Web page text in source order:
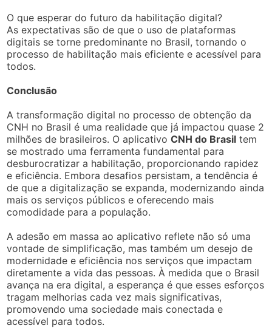
O que esperar do futuro da habilitação digital?
As expectativas são de que o uso de plataformas
digitais se torne predominante no Brasil, tornando o
processo de habilitação mais eficiente e acessível para
todos.
Conclusão
A transformação digital no processo de obtenção da
CNH no Brasil é uma realidade que já impactou quase 2
milhões de brasileiros. O aplicativoCNH do Brasil tem
se mostrado uma ferramenta fundamental para
desburocratizar a habilitação, proporcionando rapidez
e eficiência. Embora desafios persistam, a tendência é
de que a digitalização se expanda, modernizando ainda
mais os serviços públicos e oferecendo mais
comodidade para a população.
A adesão em massa ao aplicativo reflete não só uma
vontade de simplificação, mas também um desejo de
modernidade e eficiência nos serviços que impactam
diretamente a vida das pessoas. À medida que o Brasil
avança na era digital, a esperança é que esses esforços
tragam melhorias cada vez mais significativas,
promovendo uma sociedade mais conectada e
acessível para todos.